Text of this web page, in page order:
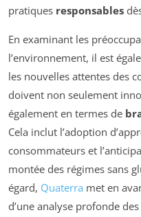
pratiques responsables
En examinant les
l’environnement, il est
les nouvelles attentes des
doivent non seulement
également en termes de
Cela inclut l’adoption
consommateurs et
montée des régimes sans
égard, Quaterra met en
d’une analyse profonde